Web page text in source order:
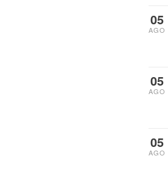
05
AGO
05
AGO
05
AGO